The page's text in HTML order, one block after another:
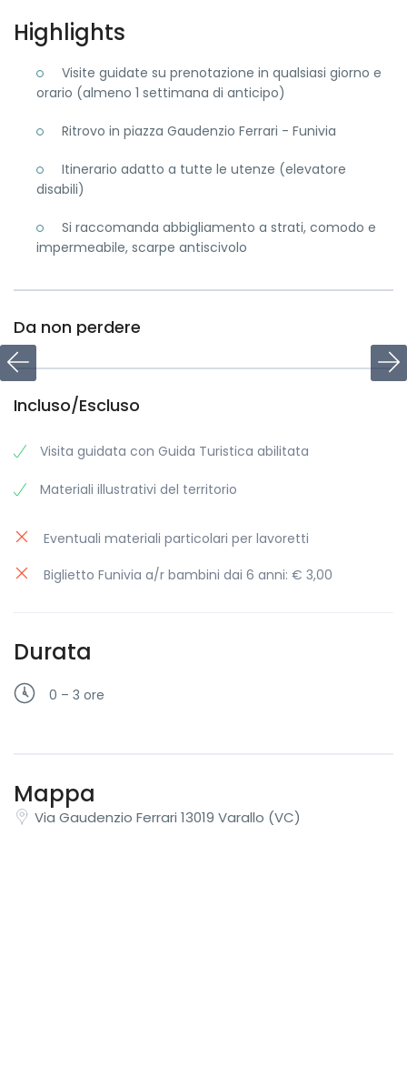
Highlights
Visite guidate su prenotazione in qualsiasi giorno e
orario (almeno 1 settimana di anticipo)
Ritrovo in piazza Gaudenzio Ferrari - Funivia
Itinerario adatto a tutte le utenze (elevatore
disabili)
Si raccomanda abbigliamento a strati, comodo e
impermeabile, scarpe antiscivolo
Da non perdere
Incluso/Escluso
Visita guidata con Guida Turistica abilitata
Materiali illustrativi del territorio
Eventuali materiali particolari per lavoretti
Biglietto Funivia a/r bambini dai 6 anni: € 3,00
Durata
0 – 3 ore
Mappa
Via Gaudenzio Ferrari 13019 Varallo (VC)